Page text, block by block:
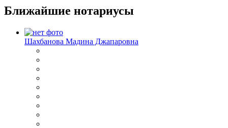
Ближайшие нотариусы
Шахбанова Мадина Джапаровна